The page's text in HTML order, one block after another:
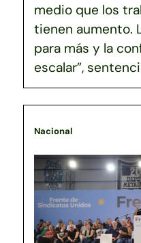
medio que los
tienen aumento.
para más y la
escalar”,
Nacional